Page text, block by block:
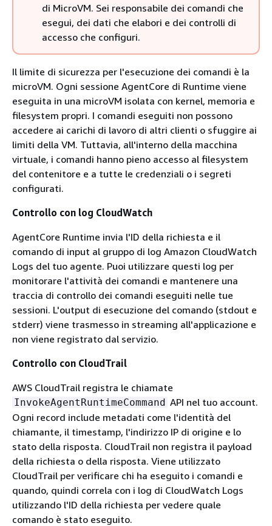
di MicroVM. Sei responsabile dei comandi che
esegui, dei dati che elabori e dei controlli di
accesso che configuri.
Il limite di sicurezza per l'esecuzione dei comandi è la
microVM. Ogni sessione AgentCore di Runtime viene
eseguita in una microVM isolata con kernel, memoria e
filesystem propri. I comandi eseguiti non possono
accedere ai carichi di lavoro di altri clienti o sfuggire ai
limiti della VM. Tuttavia, all'interno della macchina
virtuale, i comandi hanno pieno accesso al filesystem
del contenitore e a tutte le credenziali o i segreti
configurati.
Controllo con log CloudWatch
AgentCore Runtime invia l'ID della richiesta e il
comando di input al gruppo di log Amazon CloudWatch
Logs del tuo agente. Puoi utilizzare questi log per
monitorare l'attività dei comandi e mantenere una
traccia di controllo dei comandi eseguiti nelle tue
sessioni. L'output di esecuzione del comando (stdout e
stderr) viene trasmesso in streaming all'applicazione e
non viene registrato dal servizio.
Controllo con CloudTrail
AWS CloudTrail registra le chiamate
InvokeAgentRuntimeCommand API nel tuo account.
Ogni record include metadati come l'identità del
chiamante, il timestamp, l'indirizzo IP di origine e lo
stato della risposta. CloudTrail non registra il payload
della richiesta o della risposta. Viene utilizzato
CloudTrail per verificare chi ha eseguito i comandi e
quando, quindi correla con i log di CloudWatch Logs
utilizzando l'ID della richiesta per vedere quale
comando è stato eseguito.